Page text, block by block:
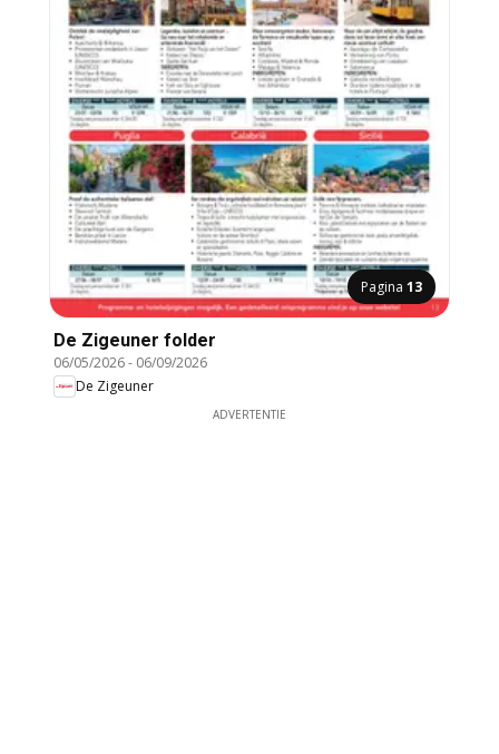
Pagina 13
De Zigeuner folder
06/05/2026- 06/09/2026
De Zigeuner
ADVERTENTIE